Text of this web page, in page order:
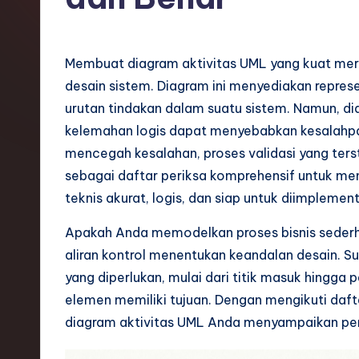
si
Membuat diagram aktivitas UML yang kuat
desain sistem. Diagram ini menyediakan
urutan tindakan dalam suatu sistem. Namun,
kelemahan logis dapat menyebabkan
mencegah kesalahan, proses validasi yang
sebagai daftar periksa komprehensif untuk
teknis akurat, logis, dan siap untuk
Apakah Anda memodelkan proses bisnis
aliran kontrol menentukan keandalan desain.
yang diperlukan, mulai dari titik masuk hingga
elemen memiliki tujuan. Dengan mengikuti
diagram aktivitas UML Anda menyampaikan